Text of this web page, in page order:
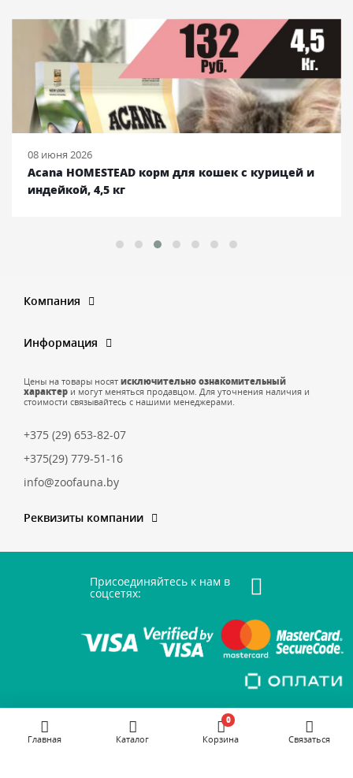
08 июня 2026
Acana HOMESTEAD корм для кошек с курицей и
индейкой, 4,5 кг
Компания
Информация
Цены на товары носят исключительно ознакомительный
характер и могут меняться продавцом. Для уточнения наличия и
стоимости связывайтесь с нашими менеджерами.
+375 (29) 653-82-07
+375(29) 779-51-16
info@zoofauna.by
Реквизиты компании
Присоединяйтесь к нам в
соцсетях:
Главная Каталог Корзина
0
Связаться